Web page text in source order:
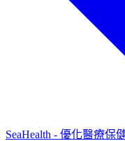
SeaHealth - 優化醫療保